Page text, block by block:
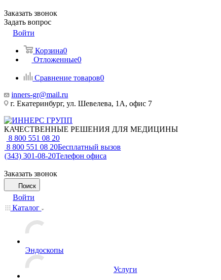
Заказать звонок
Задать вопрос
Войти
Корзина0
Отложенные0
Сравнение товаров0
inners-gr@mail.ru
г. Екатеринбург, ул. Шевелева, 1А, офис 7
КАЧЕСТВЕННЫЕ РЕШЕНИЯ ДЛЯ МЕДИЦИНЫ
8 800 551 08 20
8 800 551 08 20Бесплатный вызов
(343) 301-08-20Телефон офиса
Заказать звонок
Поиск
Войти
Каталог
Эндоскопы
Услуги